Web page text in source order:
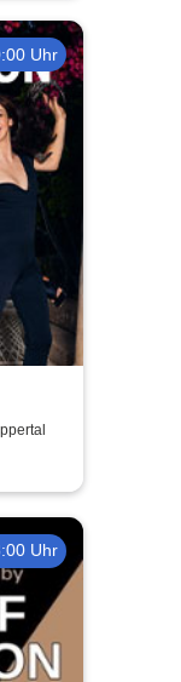
Uhr
Uhr